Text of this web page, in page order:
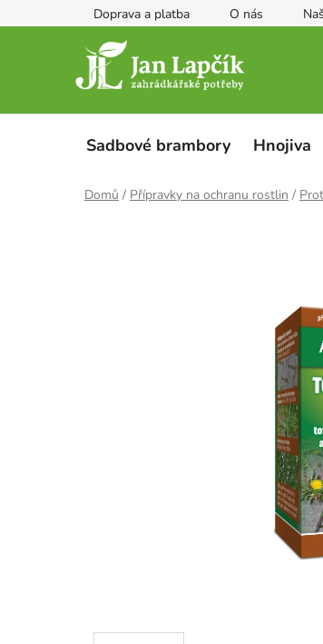
na
Doprava a platba O nás
Sadbové brambory Hnojiva
Domů / Přípravky na ochranu rostlin /